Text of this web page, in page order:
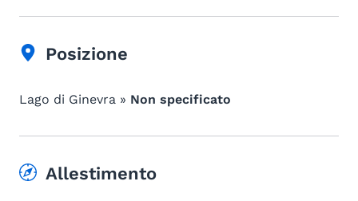
Posizione
Lago di Ginevra » Non specificato
Allestimento